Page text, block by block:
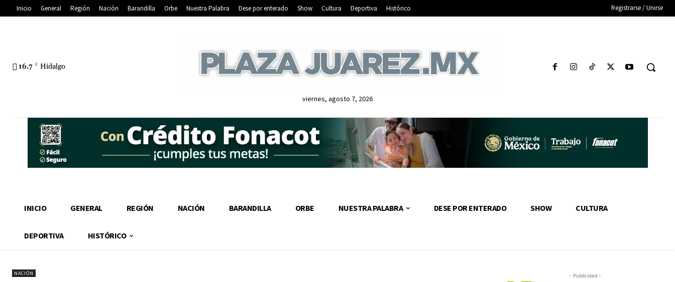
Inicio General Región Nación Barandilla Orbe Nuestra Palabra Dese por enterado Show Cultura Deportiva Histórico Registrarse / Unirse
16.7 C Hidalgo
viernes, agosto 7, 2026
INICIO GENERAL REGIÓN NACIÓN BARANDILLA ORBE NUESTRA PALABRA DESE POR ENTERADO SHOW CULTURA
DEPORTIVA HISTÓRICO
NACIÓN - Publicidad -